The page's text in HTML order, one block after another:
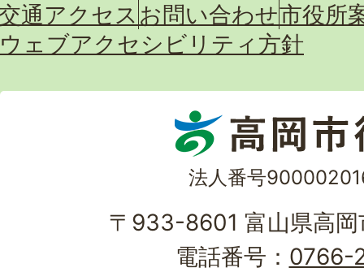
通アクセス お問い合わせ市役所
ウェブアクセシビリティ方針
法人番号
〒933-8601 富山県高
電話番号： 0766-